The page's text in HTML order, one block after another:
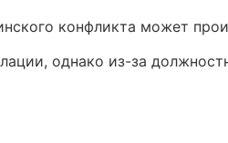
конфликта может
однако из-за